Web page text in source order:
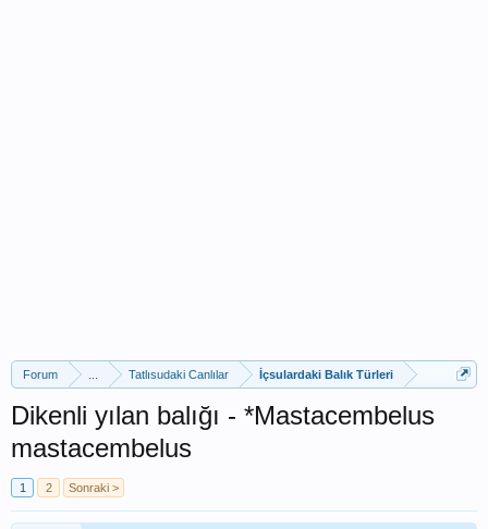
Forum Tatlısudaki Canlılar İçsulardaki Balık Türleri
Dikenli yılan balığı - *Mastacembelus
mastacembelus
1 2 Sonraki >